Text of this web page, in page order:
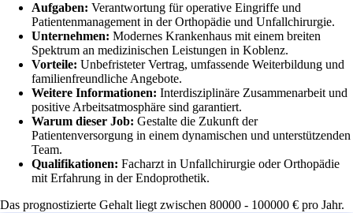
Aufgaben: Verantwortung für operative Eingriffe und
Patientenmanagement in der Orthopädie und Unfallchirurgie.
Unternehmen: Modernes Krankenhaus mit einem breiten
Spektrum an medizinischen Leistungen in Koblenz.
Vorteile: Unbefristeter Vertrag, umfassende Weiterbildung und
familienfreundliche Angebote.
Weitere Informationen: Interdisziplinäre Zusammenarbeit und
positive Arbeitsatmosphäre sind garantiert.
Warum dieser Job: Gestalte die Zukunft der
Patientenversorgung in einem dynamischen und unterstützenden
Team.
Qualifikationen: Facharzt in Unfallchirurgie oder Orthopädie
mit Erfahrung in der Endoprothetik.
Das prognostizierte Gehalt liegt zwischen 80000 - 100000 € pro Jahr.